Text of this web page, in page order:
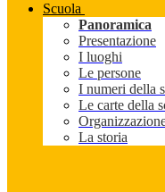
Scuola
Panoramica
Presentazione
I luoghi
Le persone
I numeri della
Le carte della
La storia